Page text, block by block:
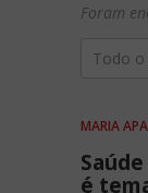
Foram
Todo
MARIA
é